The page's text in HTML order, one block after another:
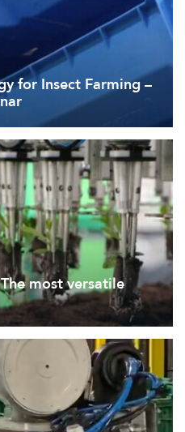
for Insect Farming –
most versatile